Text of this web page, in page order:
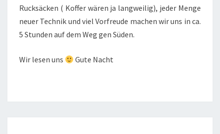
Rucksäcken ( Koffer wären ja langweilig), jeder Menge
neuer Technik und viel Vorfreude machen wir uns in ca.
5 Stunden auf dem Weg gen Süden.
Wir lesen uns Gute Nacht